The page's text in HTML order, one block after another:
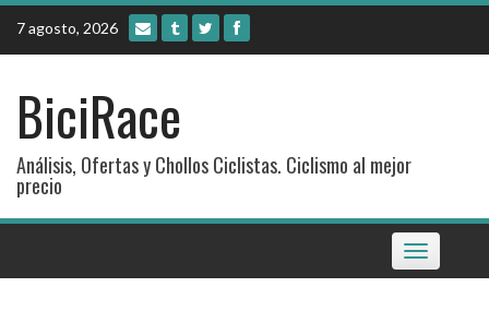
Skip
content
7 agosto, 2026
BiciRace
Análisis, Ofertas y Chollos Ciclistas. Ciclismo al mejor
precio
Toggle
navigation